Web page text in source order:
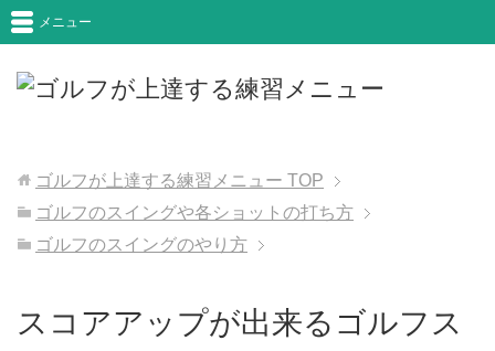
メニュー
ゴルフが上達する練習メニュー TOP
ゴルフのスイングや各ショットの打ち方
ゴルフのスイングのやり方
スコアアップが出来るゴルフス